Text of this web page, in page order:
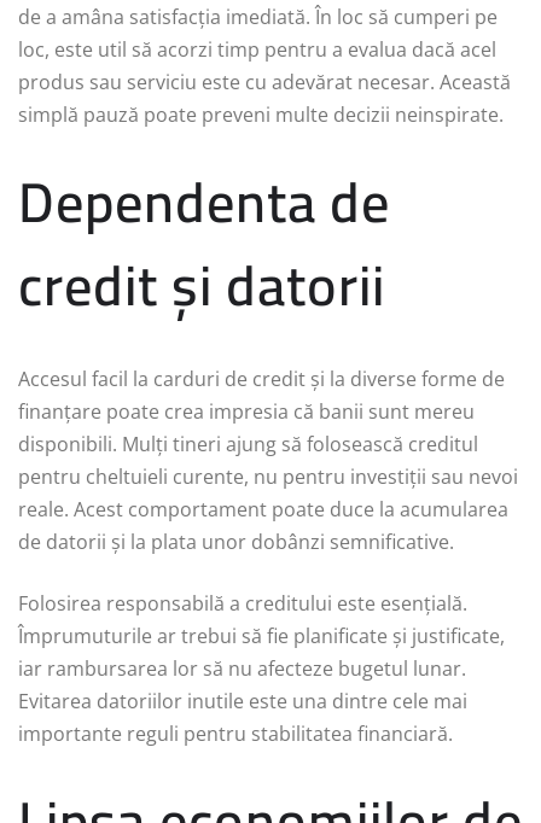
de a amâna satisfacția imediată. În loc să cumperi pe
loc, este util să acorzi timp pentru a evalua dacă acel
produs sau serviciu este cu adevărat necesar. Această
simplă pauză poate preveni multe decizii neinspirate.
Dependenta de
credit și datorii
Accesul facil la carduri de credit și la diverse forme de
finanțare poate crea impresia că banii sunt mereu
disponibili. Mulți tineri ajung să folosească creditul
pentru cheltuieli curente, nu pentru investiții sau nevoi
reale. Acest comportament poate duce la acumularea
de datorii și la plata unor dobânzi semnificative.
Folosirea responsabilă a creditului este esențială.
Împrumuturile ar trebui să fie planificate și justificate,
iar rambursarea lor să nu afecteze bugetul lunar.
Evitarea datoriilor inutile este una dintre cele mai
importante reguli pentru stabilitatea financiară.